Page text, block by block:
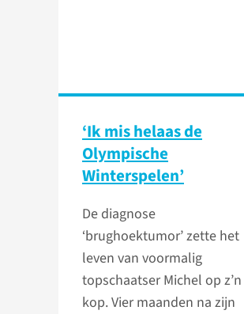
‘Ik mis helaas de
Olympische
Winterspelen’
De diagnose
‘brughoektumor’ zette het
leven van voormalig
topschaatser Michel op z’n
kop. Vier maanden na zijn